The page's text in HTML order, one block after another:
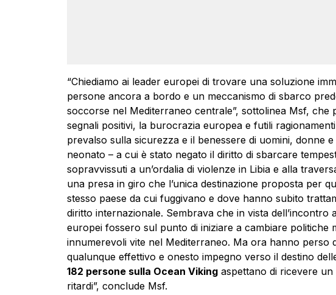
“Chiediamo ai leader europei di trovare una soluzione
persone ancora a bordo e un meccanismo di sbarco
soccorse nel Mediterraneo centrale”, sottolinea Msf, che
segnali positivi, la burocrazia europea e futili
prevalso sulla sicurezza e il benessere di uomini, donne
neonato – a cui è stato negato il diritto di sbarcare
sopravvissuti a un’ordalia di violenze in Libia e alla
una presa in giro che l’unica destinazione proposta per
stesso paese da cui fuggivano e dove hanno subito
diritto internazionale. Sembrava che in vista dell’incontro
europei fossero sul punto di iniziare a cambiare politiche
innumerevoli vite nel Mediterraneo. Ma ora hanno perso
qualunque effettivo e onesto impegno verso il destino
182 persone sulla Ocean Vikingaspettano di ricevere
ritardi”, conclude Msf.